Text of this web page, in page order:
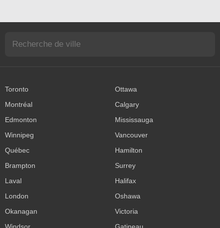
Toronto
Ottawa
Montréal
Calgary
Edmonton
Mississauga
Winnipeg
Vancouver
Québec
Hamilton
Brampton
Surrey
Laval
Halifax
London
Oshawa
Okanagan
Victoria